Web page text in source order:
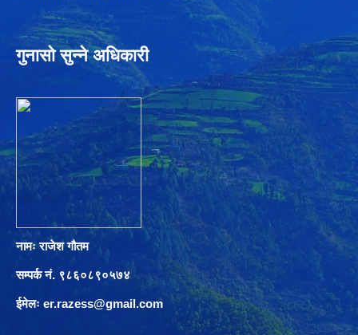
गुनासो सुन्ने अधिकारी
नामः राजेश गौतम
सम्पर्क नं. ९८६०८९०५७४
ईमेलः er.razess@gmail.com